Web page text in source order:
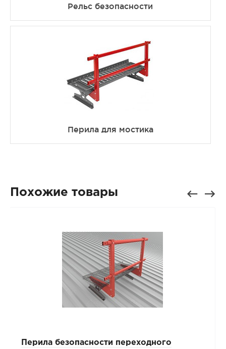
Рельс безопасности
Перила для мостика
Похожие товары
Перила безопасности переходного